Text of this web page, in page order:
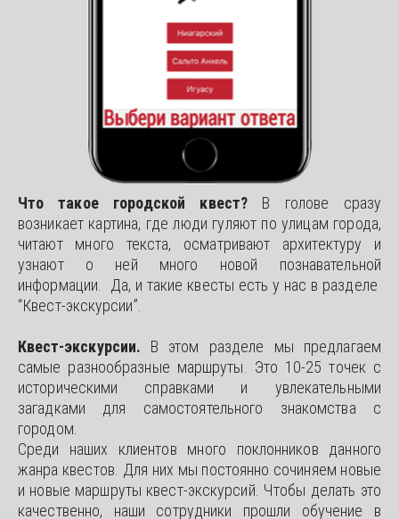
Что такое городской квест? В голове сразу
возникает картина, где люди гуляют по улицам города,
читают много текста, осматривают архитектуру и
узнают о ней много новой познавательной
информации. Да, и такие квесты есть у нас в разделе
“Квест-экскурсии”.
Квест-экскурсии. В этом разделе мы предлагаем
самые разнообразные маршруты. Это 10-25 точек с
историческими справками и увлекательными
загадками для самостоятельного знакомства с
городом.
Среди наших клиентов много поклонников данного
жанра квестов. Для них мы постоянно сочиняем новые
и новые маршруты квест-экскурсий. Чтобы делать это
качественно, наши сотрудники прошли обучение в